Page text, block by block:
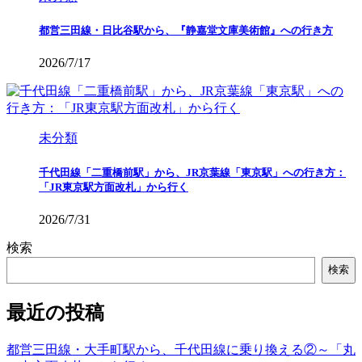
都営三田線・日比谷駅から、『静嘉堂文庫美術館』への行き方
2026/7/17
未分類
千代田線「二重橋前駅」から、JR京葉線「東京駅」への行き方：
「JR東京駅方面改札」から行く
2026/7/31
検索
検索
最近の投稿
都営三田線・大手町駅から、千代田線に乗り換える②～「丸